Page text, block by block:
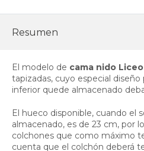
Resumen
El modelo de cama nido Liceo
tapizadas, cuyo especial
inferior quede almacenado
El hueco disponible, cuando el
almacenado, es de 23 cm, por
colchones que como máximo
cuenta que el colchón deberá